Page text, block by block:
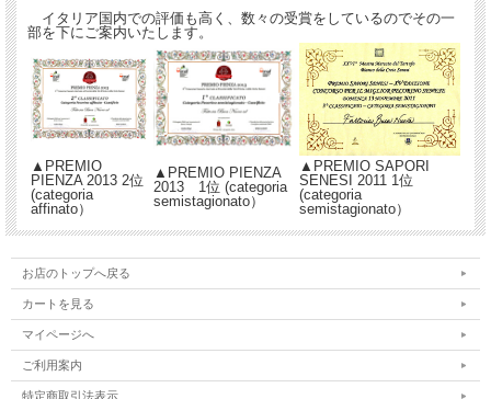
生の空豆とペコリーノはイタリアの春の風物詩です。
イタリア国内での評価も高く、数々の受賞をしているのでその一
部を下にご案内いたします。
▲PREMIO
PIENZA 2013 2位
(categoria
affinato）
▲PREMIO PIENZA
2013 1位 (categoria
semistagionato）
▲PREMIO SAPORI
SENESI 2011 1位
(categoria
semistagionato）
お店のトップへ戻る
カートを見る
マイページへ
ご利用案内
特定商取引法表示